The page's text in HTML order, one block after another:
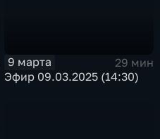
9 марта
29 мин
Эфир 09.03.2025 (14:30)